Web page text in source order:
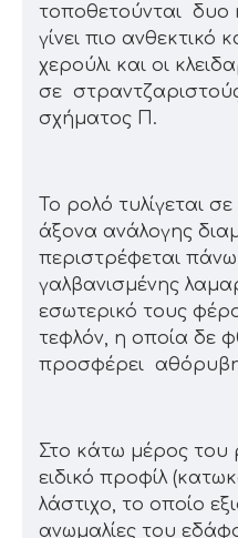
τοποθετούνται δυο
γίνει πιο ανθεκτικό
χερούλι και οι
σε
σχήματος Π.
To ρολό τυλίγεται
άξονα ανάλογης
περιστρέφεται
γαλβανισμένης
εσωτερικό τους
τεφλόν, η οποία δε
προσφέρει αθόρυβη
Στο κάτω μέρος του
ειδικό προφίλ
λάστιχο, το οποίο
ανωμαλίες του